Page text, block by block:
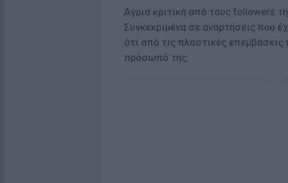
Άγρια κριτική από τους followers
Συγκεκριμένα σε αναρτήσεις που
ότι από τις πλαστικές
πρόσωπό της.